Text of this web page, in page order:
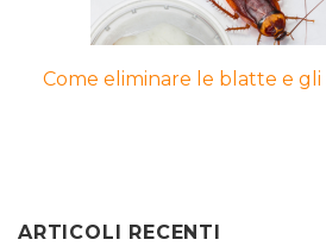
Come eliminare le blatte e gli
ARTICOLI RECENTI